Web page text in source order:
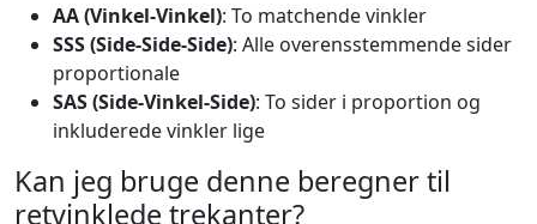
AA (Vinkel-Vinkel): To matchende vinkler
SSS (Side-Side-Side): Alle overensstemmende sider
proportionale
SAS (Side-Vinkel-Side): To sider i proportion og
inkluderede vinkler lige
Kan jeg bruge denne beregner til
retvinklede trekanter?